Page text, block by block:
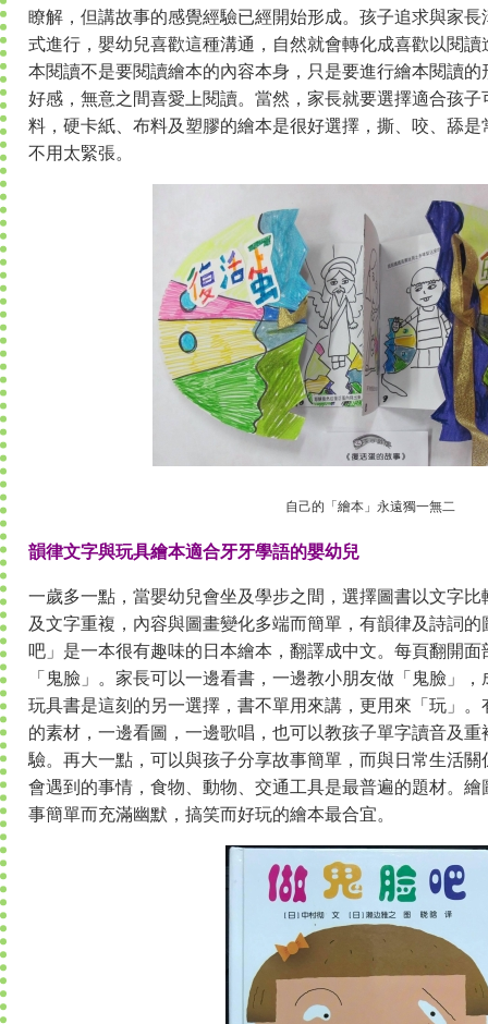
瞭解，但講故事的感覺經驗已經開始形成。孩子追求與家
式進行，嬰幼兒喜歡這種溝通，自然就會轉化成喜歡以閱
本閱讀不是要閱讀繪本的內容本身，只是要進行繪本閱讀
好感，無意之間喜愛上閱讀。當然，家長就要選擇適合孩
料，硬卡紙、布料及塑膠的繪本是很好選擇，撕、咬、舔
不用太緊張。
自己的「繪本」永遠獨一無二
韻律文字與玩具繪本適合牙牙學語的嬰幼兒
一歲多一點，當嬰幼兒會坐及學步之間，選擇圖書以文字
及文字重複，內容與圖畫變化多端而簡單，有韻律及詩詞
吧」是一本很有趣味的日本繪本，翻譯成中文。每頁翻開
「鬼臉」。家長可以一邊看書，一邊教小朋友做「鬼臉」
玩具書是這刻的另一選擇，書不單用來講，更用來「玩」
的素材，一邊看圖，一邊歌唱，也可以教孩子單字讀音及
驗。再大一點，可以與孩子分享故事簡單，而與日常生活
會遇到的事情，食物、動物、交通工具是最普遍的題材。
事簡單而充滿幽默，搞笑而好玩的繪本最合宜。